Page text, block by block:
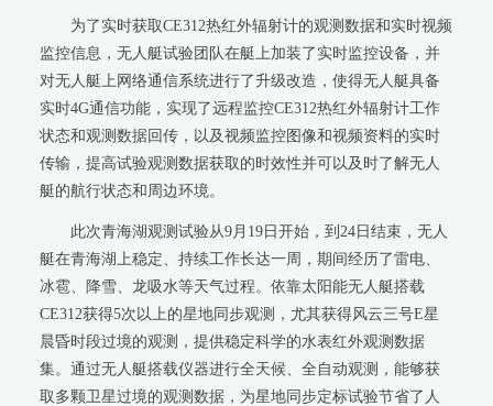
为了实时获取CE312热红外辐射计的观测数据和实时视频
监控信息，无人艇试验团队在艇上加装了实时监控设备，并
对无人艇上网络通信系统进行了升级改造，使得无人艇具备
实时4G通信功能，实现了远程监控CE312热红外辐射计工作
状态和观测数据回传，以及视频监控图像和视频资料的实时
传输，提高试验观测数据获取的时效性并可以及时了解无人
艇的航行状态和周边环境。
此次青海湖观测试验从9月19日开始，到24日结束，无人
艇在青海湖上稳定、持续工作长达一周，期间经历了雷电、
冰雹、降雪、龙吸水等天气过程。依靠太阳能无人艇搭载
CE312获得5次以上的星地同步观测，尤其获得风云三号E星
晨昏时段过境的观测，提供稳定科学的水表红外观测数据
集。通过无人艇搭载仪器进行全天候、全自动观测，能够获
取多颗卫星过境的观测数据，为星地同步定标试验节省了人